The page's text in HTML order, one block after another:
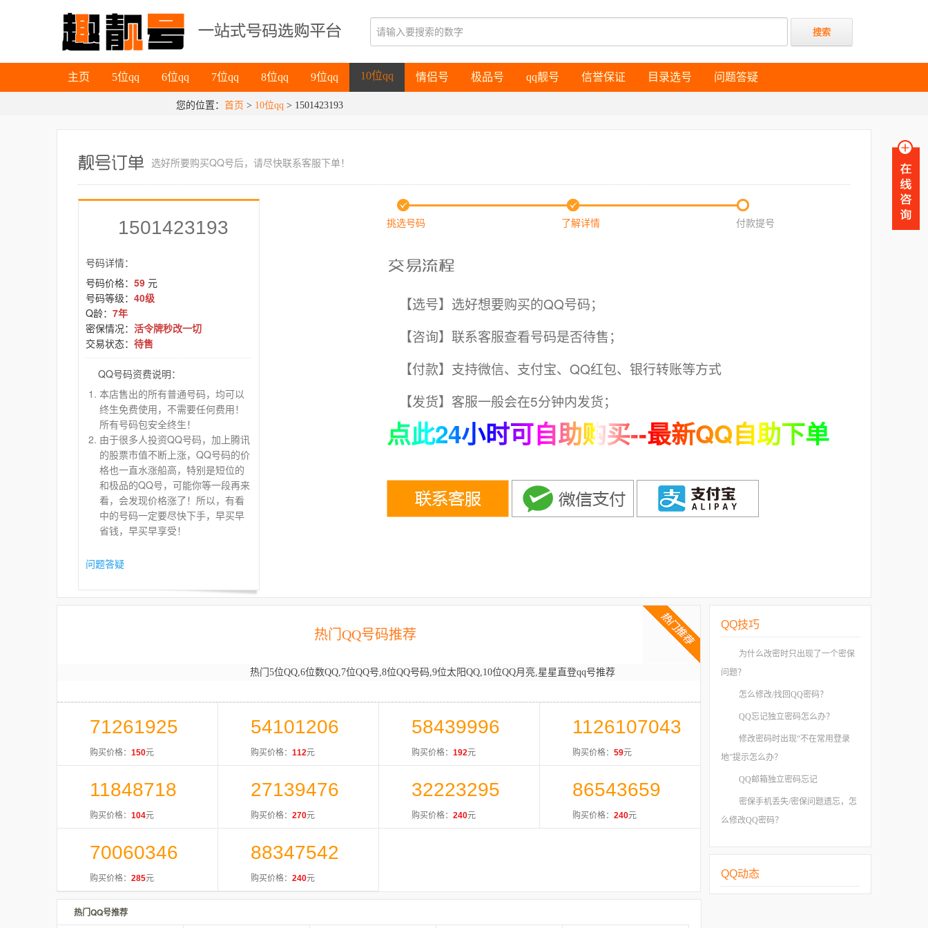
主页
主页
5位qq
5位qq
6位qq
6位qq
7位qq 8位qq 9位qq 10位qq 情侣号
情侣号
极品号
极品号
qq靓号
qq靓号
信誉保证
信誉保证
目录选号
目录选号
问题答疑
问题答疑
您的位置：首页 > 10位qq > 1501423193
选好所要购买QQ号后，请尽快联系客服下单！
1501423193
号码详情：
号码价格： 59 元
号码等级： 40级
Q龄： 7年
密保情况： 活令牌秒改一切
交易状态： 待售
QQ号码资费说明：
本店售出的所有普通号码，均可以
终生免费使用，不需要任何费用！
所有号码包安全终生！
由于很多人投资QQ号码，加上腾讯
的股票市值不断上涨，QQ号码的价
格也一直水涨船高，特别是短位的
和极品的QQ号，可能你等一段再来
看，会发现价格涨了！所以，有看
中的号码一定要尽快下手，早买早
省钱，早买早享受！
问题答疑
挑选号码 了解详情 付款提号
【选号】选好想要购买的QQ号码；
【咨询】联系客服查看号码是否待售；
【付款】支持微信、支付宝、QQ红包、银行转账等方式
【发货】客服一般会在5分钟内发货；
点此24小时可自助购买--最新QQ自助下单
热门QQ号码推荐
热门5位QQ,6位数QQ,7位QQ号,8位QQ号码,9位太阳QQ,10位QQ月亮,星星直登qq号推荐
71261925
购买价格： 150元
54101206
购买价格： 112元
58439996
购买价格： 192元
1126107043
购买价格： 59元
11848718
购买价格： 104元
27139476
购买价格： 270元
32223295
购买价格： 240元
86543659
购买价格： 240元
70060346
购买价格： 285元
88347542
购买价格： 240元
热门QQ号推荐
QQ技巧
为什么改密时只出现了一个密保
问题？
怎么修改/找回QQ密码？
QQ忘记独立密码怎么办？
修改密码时出现“不在常用登录
地”提示怎么办？
QQ邮箱独立密码忘记
密保手机丢失/密保问题遗忘，怎
么修改QQ密码？
QQ动态